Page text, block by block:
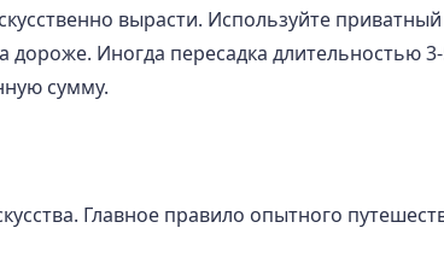
вырасти. Используйте
дороже. Иногда пересадка длительностью
сумму.
Главное правило опытного